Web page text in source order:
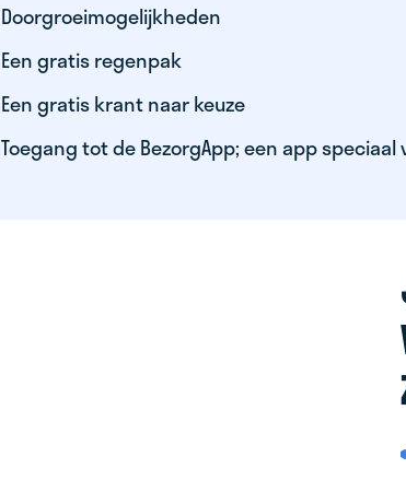
Doorgroeimogelijkheden
Een gratis regenpak
Een gratis krant naar keuze
Toegang tot de BezorgApp; een app